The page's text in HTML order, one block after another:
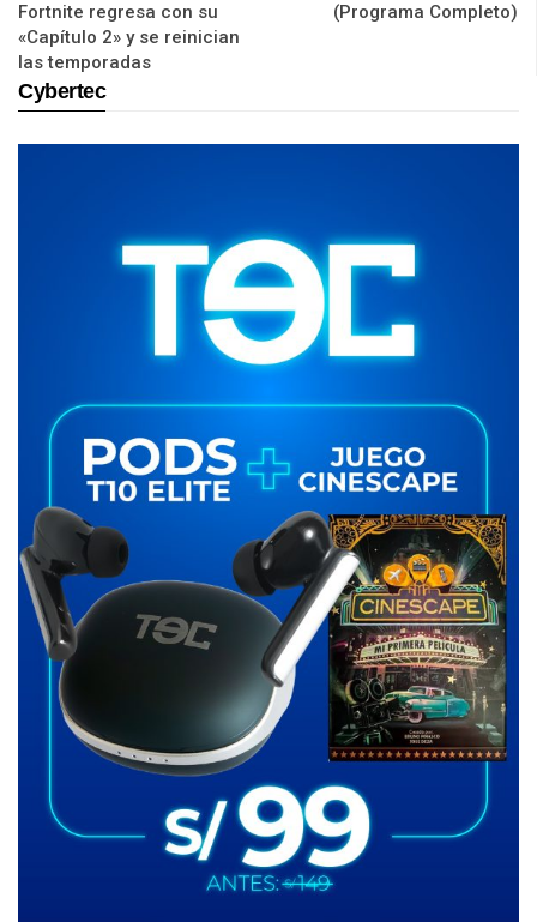
Fortnite regresa con su
«Capítulo 2» y se reinician
las temporadas
(Programa Completo)
Cybertec